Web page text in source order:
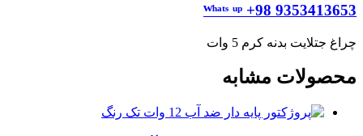
ᵂʰᵃᵗˢ ᵘᵖ +98 9353413653
چراغ جتلایت بدنه کرم 5 وات
محصولات مشابه